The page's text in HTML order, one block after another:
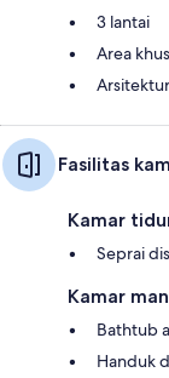
3 lantai
Area
Fasilitas
Kamar
Seprai
Kamar
Bathtub
Handuk